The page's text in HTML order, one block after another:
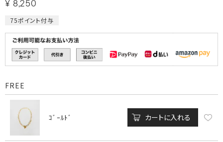
¥ 8,250
75ポイント付与
FREE
ｺﾞｰﾙﾄﾞ カートに入れる